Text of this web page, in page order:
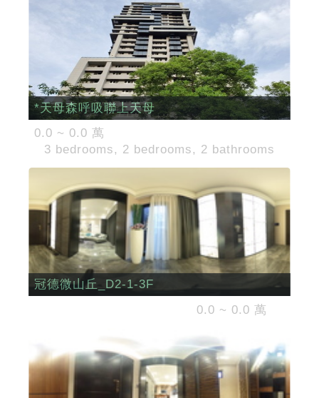
*天母森呼吸聯上天母
0.0 ~ 0.0 萬
3 bedrooms, 2 bedrooms, 2 bathrooms
冠德微山丘_D2-1-3F
0.0 ~ 0.0 萬